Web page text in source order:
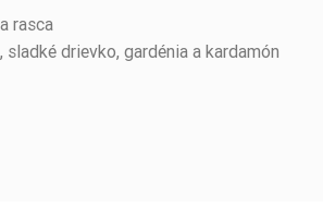
rasca
drievko, gardénia a kardamón